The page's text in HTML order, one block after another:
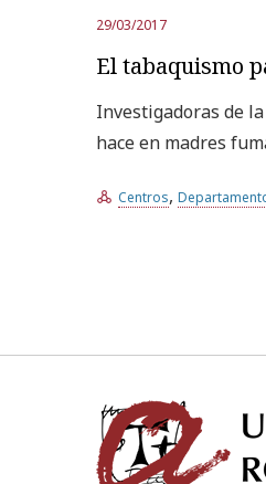
29/03/2017
El tabaquismo
Investigadoras de
hace en madres
Centros,